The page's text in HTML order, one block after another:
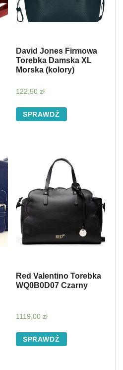
David Jones Firmowa
Torebka Damska XL
Morska (kolory)
122,50 zł
SPRAWDŹ
Red Valentino Torebka
WQ0B0D07 Czarny
1119,00 zł
SPRAWDŹ